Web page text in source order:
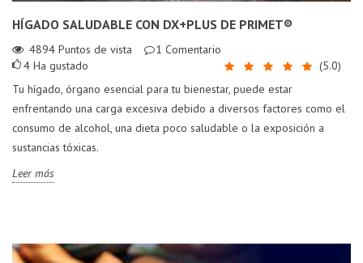
HÍGADO SALUDABLE CON DX+PLUS DE PRIMET®
4894 Puntos de vista 1 Comentario
(5.0)
4 Ha gustado
Tu hígado, órgano esencial para tu bienestar, puede estar
enfrentando una carga excesiva debido a diversos factores como el
consumo de alcohol, una dieta poco saludable o la exposición a
sustancias tóxicas.
Leer más